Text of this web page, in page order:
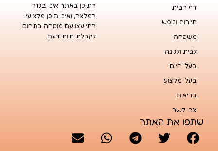
דף הבית
תיירות ונופש
משפחה
לבית ולגינה
בעלי חיים
בעלי מקצוע
בריאות
צרו קשר
התוכן באתר אינו בגדר
המלצה, ואינו תוכן מקצועי.
התייעצו עם מומחה בתחום
לקבלת חוות דעת.
שתפו את האתר